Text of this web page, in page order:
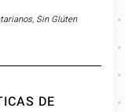
, Sin Glúten
DE